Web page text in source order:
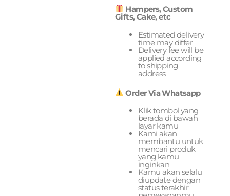
Hampers, Custom
Gifts, Cake, etc
Estimated delivery
time may differ
Delivery fee will be
applied according
to shipping
address
Order Via Whatsapp
Klik tombol yang
berada di bawah
layar kamu
Kami akan
membantu untuk
mencari produk
yang kamu
inginkan
Kamu akan selalu
diupdate dengan
status terakhir